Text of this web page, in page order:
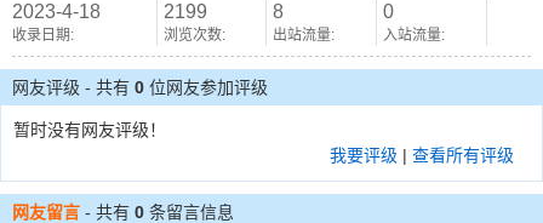
2023-4-18
收录日期:
2199
浏览次数:
8
出站流量:
0
入站流量:
网友评级 - 共有 0 位网友参加评级
暂时没有网友评级！
我要评级 | 查看所有评级
网友留言 - 共有 0 条留言信息